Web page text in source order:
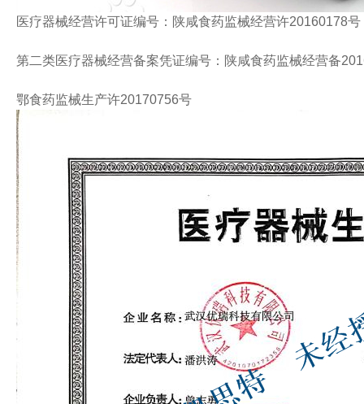
医疗器械经营许可证编号：陕咸食药监械经营许20160178号
第二类医疗器械经营备案凭证编号：陕咸食药监械经营备
鄂食药监械生产许20170756号